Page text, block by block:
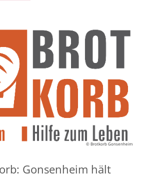
© Brotkorb Gonsenheim
Gonsenheim hält